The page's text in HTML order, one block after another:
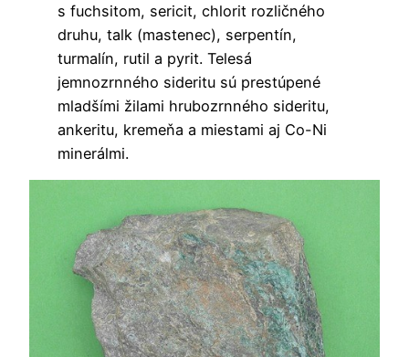
s fuchsitom, sericit, chlorit rozličného
druhu, talk (mastenec), serpentín,
turmalín, rutil a pyrit. Telesá
jemnozrnného sideritu sú prestúpené
mladšími žilami hrubozrnného sideritu,
ankeritu, kremeňa a miestami aj Co-Ni
minerálmi.